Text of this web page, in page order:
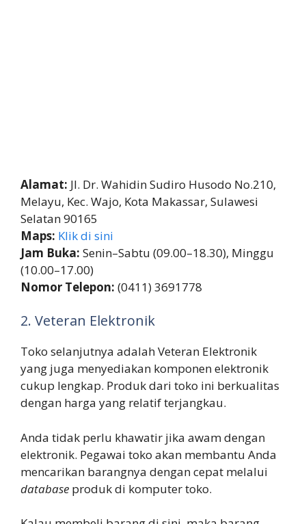
Alamat: Jl. Dr. Wahidin Sudiro Husodo No.210,
Melayu, Kec. Wajo, Kota Makassar, Sulawesi
Selatan 90165
Maps: Klik di sini
Jam Buka: Senin–Sabtu (09.00–18.30), Minggu
(10.00–17.00)
Nomor Telepon: (0411) 3691778
2. Veteran Elektronik
Toko selanjutnya adalah Veteran Elektronik
yang juga menyediakan komponen elektronik
cukup lengkap. Produk dari toko ini berkualitas
dengan harga yang relatif terjangkau.
Anda tidak perlu khawatir jika awam dengan
elektronik. Pegawai toko akan membantu Anda
mencarikan barangnya dengan cepat melalui
database produk di komputer toko.